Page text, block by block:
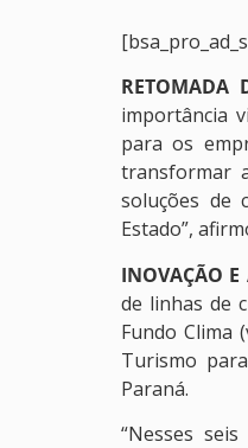
RETOMADA
importância
para os
transformar
soluções de
Estado”,
INOVAÇÃO E
de linhas de
Fundo Clima
Turismo
Paraná.
“Nesses